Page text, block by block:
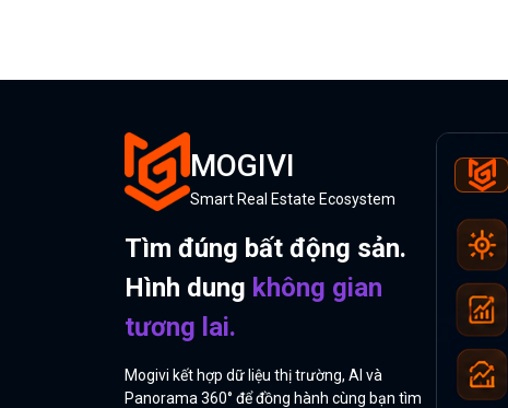
MOGIVI
Smart Real Estate Ecosystem
Tìm đúng bất động sản.
Hình dung không gian
tương lai.
Mogivi kết hợp dữ liệu thị trường, AI và
Panorama 360° để đồng hành cùng bạn tìm